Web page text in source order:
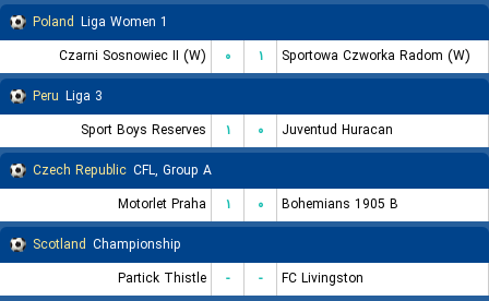
Poland
1 Liga Women
Czarni Sosnowiec II (W)
۰ ۱
Sportowa Czworka Radom (W)
Peru Liga 3
Sport Boys Reserves
۱ ۰
Juventud Huracan
Czech Republic CFL, Group A
Motorlet Praha
۱ ۰
Bohemians 1905 B
Scotland Championship
Partick Thistle
- -
FC Livingston